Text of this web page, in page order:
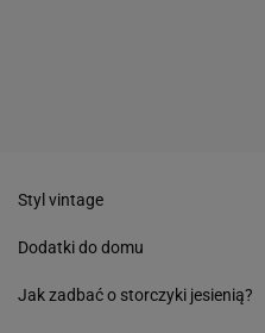
Styl vintage
Dodatki do domu
Jak zadbać o storczyki jesienią?